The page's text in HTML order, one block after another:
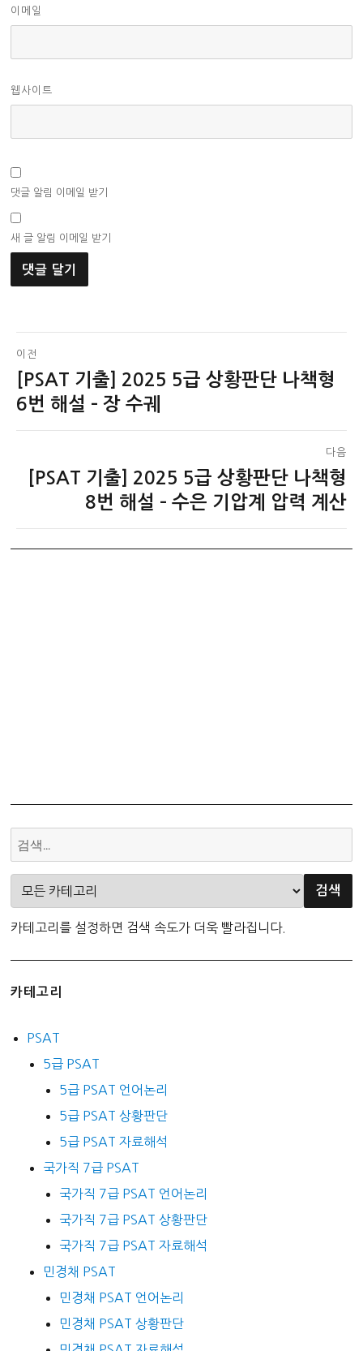
이메일
웹사이트
댓글 알림 이메일 받기
새 글 알림 이메일 받기
글
탐
색
이전
이
전
[PSAT 기출] 2025 5급 상황판단 나책형
6번 해설 – 장 수궤
다음
[PSAT 기출] 2025 5급 상황판단 나책형
8번 해설 – 수은 기압계 압력 계산
카테고리를 설정하면 검색 속도가 더욱 빨라집니다.
카테고리
PSAT
5급 PSAT
5급 PSAT 언어논리
5급 PSAT 상황판단
5급 PSAT 자료해석
국가직 7급 PSAT
국가직 7급 PSAT 언어논리
국가직 7급 PSAT 상황판단
국가직 7급 PSAT 자료해석
민경채 PSAT
민경채 PSAT 언어논리
민경채 PSAT 상황판단